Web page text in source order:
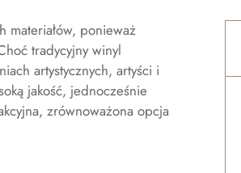
materiałów, ponieważ
tradycyjnywinyl
artystycznych, artyści i
jakość, jednocześnie
zrównoważona opcja